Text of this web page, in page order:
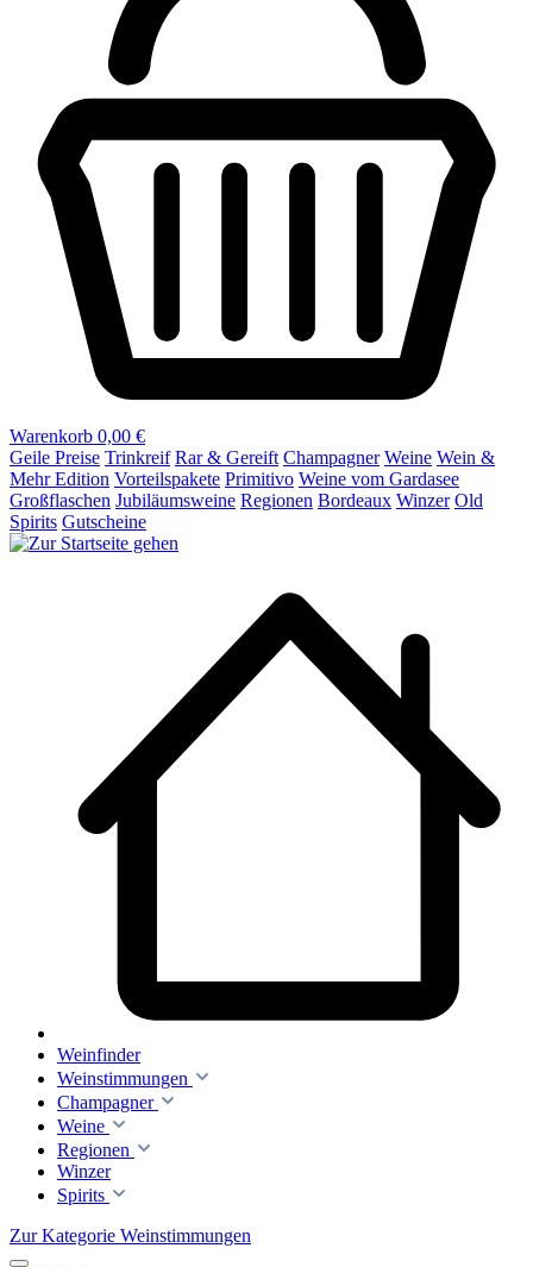
Warenkorb 0,00 €
Geile Preise Trinkreif Rar & Gereift Champagner Weine Wein &
Mehr Edition Vorteilspakete Primitivo Weine vom Gardasee
Großflaschen Jubiläumsweine Regionen Bordeaux Winzer Old
Spirits Gutscheine
Weinfinder
Weinstimmungen
Champagner
Weine
Regionen
Winzer
Spirits
Zur Kategorie Weinstimmungen